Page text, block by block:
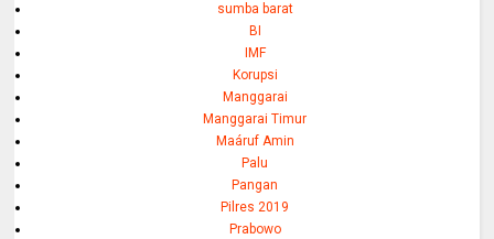
sumba barat
BI
IMF
Korupsi
Manggarai
Manggarai Timur
Maáruf Amin
Palu
Pangan
Pilres 2019
Prabowo